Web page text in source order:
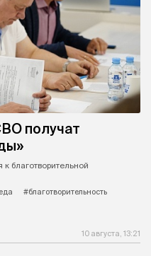
получат
благотворительной
#благотворительность
10 августа, 13:21